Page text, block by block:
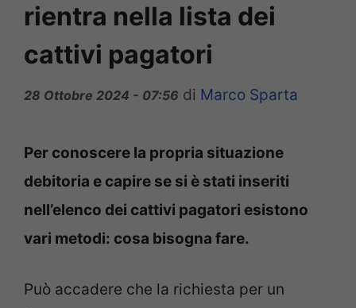
rientra nella lista dei
cattivi pagatori
28 Ottobre 2024 - 07:56 di Marco Sparta
Per conoscere la propria situazione
debitoria e capire se si è stati inseriti
nell’elenco dei cattivi pagatori esistono
vari metodi: cosa bisogna fare.
Può accadere che la richiesta per un